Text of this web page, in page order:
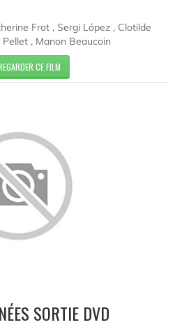
Frot , Sergi López , Clotilde
, Manon Beaucoin
CE FILM
SORTIE DVD